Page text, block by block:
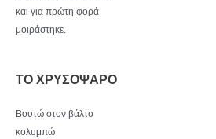
και για πρώτη φορά
μοιράστηκε.
ΤΟ ΧΡΥΣΟΨΑΡΟ
Βουτώ στον βάλτο
κολυμπώ